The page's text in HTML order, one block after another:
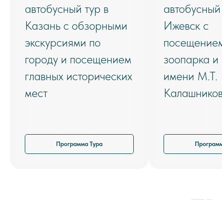
автобусный тур в
Казань с обзорными
экскурсиями по
городу и посещением
главных исторических
мест
Программа Тура
Ижевск с
зоопарка и
имени М.Т.